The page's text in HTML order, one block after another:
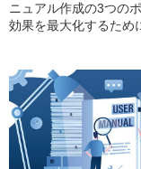
ニュアル作成の3つの
効果を最大化するため